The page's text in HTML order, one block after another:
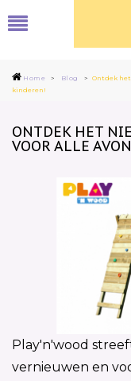
Home > Blog > Ontdek
kinderen!
ONTDEK HET
VOOR ALLE
Play'n'wood
vernieuwen en